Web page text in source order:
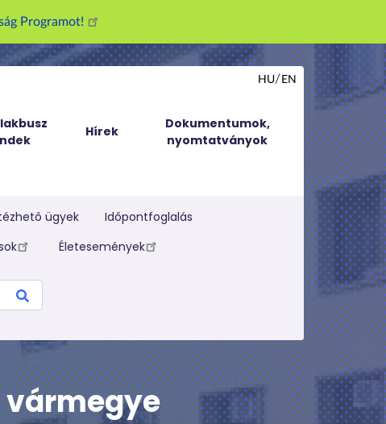
Programot!
Hírek
Dokumentumok,
nyomtatványok
HU EN
ügyek
Időpontfoglalás
Életesemények
vármegye